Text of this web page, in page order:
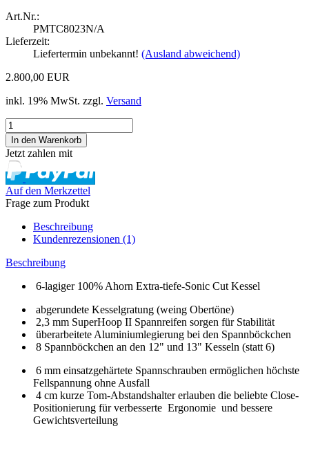
Art.Nr.:
PMTC8023N/A
Lieferzeit:
Liefertermin unbekannt! (Ausland abweichend)
2.800,00 EUR
inkl. 19% MwSt. zzgl. Versand
Jetzt zahlen mit
Auf den Merkzettel
Frage zum Produkt
Beschreibung
Kundenrezensionen (1)
Beschreibung
6-lagiger 100% Ahorn Extra-tiefe-Sonic Cut Kessel
abgerundete Kesselgratung (weing Obertöne)
2,3 mm SuperHoop II Spannreifen sorgen für Stabilität
überarbeitete Aluminiumlegierung bei den Spannböckchen
8 Spannböckchen an den 12" und 13" Kesseln (statt 6)
6 mm einsatzgehärtete Spannschrauben ermöglichen höchste
Fellspannung ohne Ausfall
4 cm kurze Tom-Abstandshalter erlauben die beliebte Close-
Positionierung für verbesserte Ergonomie und bessere
Gewichtsverteilung